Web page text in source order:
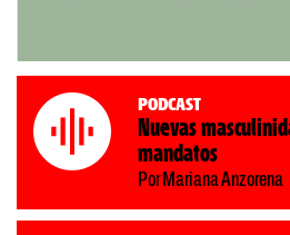
Podcast
Nuevas
mandatos
Por Mariana Anzorena